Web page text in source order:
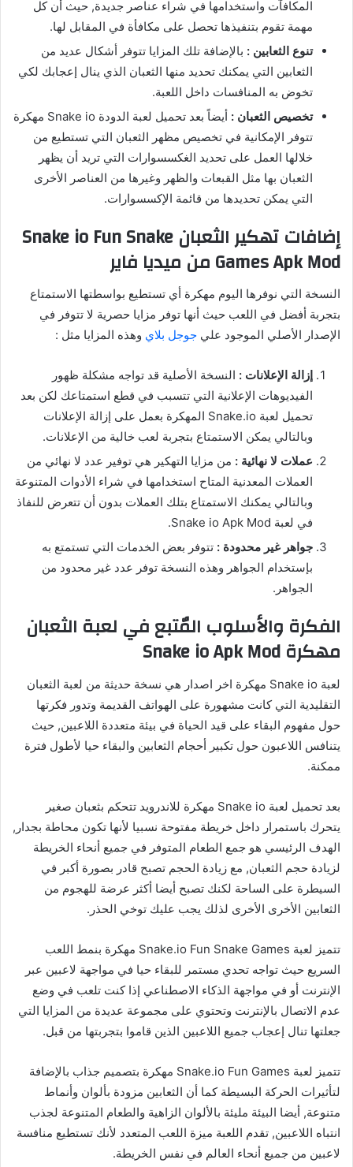
المكافآت واستخدامها في شراء عناصر جديدة, حيث أن كل
مهمة تقوم بتنفيذها تحصل على مكافأة في المقابل لها.
تنوع الثعابين : بالإضافة تلك المزايا تتوفر أشكال عديد من
الثعابين التي يمكنك تحديد منها الثعبان الذي ينال إعجابك لكي
تخوض به المنافسات داخل اللعبة.
تخصيص الثعبان :
أيضاً بعد تحميل لعبة الدودة Snake io مهكرة
تتوفر الإمكانية في تخصيص مظهر الثعبان التي تستطيع من
خلالها العمل على تحديد الغكسسوارات التي تريد أن يظهر
الثعبان بها مثل القبعات والظهر وغيرها من العناصر الأخرى
التي يمكن تحديدها من قائمة الإكسسوارات.
إضافات تهكير الثعبان Snake io Fun Snake
Games Apk Mod من ميديا فاير
النسخة التي نوفرها اليوم مهكرة أي تستطيع بواسطتها الاستمتاع
بتجربة أفضل في اللعب حيث أنها توفر مزايا حصرية لا تتوفر في
الإصدار الأصلي الموجود علي جوجل بلاي وهذه المزايا مثل :
إزالة الإعلانات : النسخة الأصلية قد تواجه مشكلة ظهور
الفيديوهات الإعلانية التي تتسبب في قطع استمتاعك لكن بعد
تحميل لعبة Snake.io المهكرة بعمل على إزالة الإعلانات
وبالتالي يمكن الاستمتاع بتجربة لعب خالية من الإعلانات.
عملات لا نهائية : من مزايا التهكير هي توفير عدد لا نهائي من
العملات المعدنية المتاح استخدامها في شراء الأدوات المتنوعة
وبالتالي يمكنك الاستمتاع بتلك العملات بدون أن تتعرض للنفاذ
في لعبة Snake io Apk Mod.
جواهر غير محدودة : تتوفر بعض الخدمات التي تستمتع به
بإستخدام الجواهر وهذه النسخة توفر عدد غير محدود من
الجواهر.
الفكرة والأسلوب المٌتبع في لعبة الثعبان
مهكرة Snake io Apk Mod
لعبة Snake io مهكرة اخر اصدار هي نسخة حديثة من لعبة الثعبان
التقليدية التي كانت مشهورة على الهواتف القديمة وتدور فكرتها
حول مفهوم البقاء على قيد الحياة في بيئة متعددة اللاعبين, حيث
يتنافس اللاعبون حول تكبير أحجام الثعابين والبقاء حيا لأطول فترة
ممكنة.
بعد تحميل لعبة Snake io مهكرة للاندرويد تتحكم بثعبان صغير
يتحرك باستمرار داخل خريطة مفتوحة نسبيا لأنها تكون محاطة بجدار,
الهدف الرئيسي هو جمع الطعام المتوفر في جميع أنحاء الخريطة
لزيادة حجم الثعبان, مع زيادة الحجم تصبح قادر بصورة أكبر في
السيطرة على الساحة لكنك تصبح أيضا أكثر عرضة للهجوم من
الثعابين الأخرى الأخرى لذلك يجب عليك توخي الحذر.
تتميز لعبة Snake.io Fun Snake Games مهكرة بنمط اللعب
السريع حيث تواجه تحدي مستمر للبقاء حيا في مواجهة لاعبين عبر
الإنترنت أو في مواجهة الذكاء الاصطناعي إذا كنت تلعب في وضع
عدم الاتصال بالإنترنت وتحتوي على مجموعة عديدة من المزايا التي
جعلتها تنال إعجاب جميع اللاعبين الذين قاموا بتجربتها من قبل.
تتميز لعبة Snake.io Fun Games مهكرة بتصميم جذاب بالإضافة
لتأثيرات الحركة البسيطة كما أن الثعابين مزودة بألوان وأنماط
متنوعة, أيضا البيئة مليئة بالألوان الزاهية والطعام المتنوعة لجذب
انتباه اللاعبين, تقدم اللعبة ميزة اللعب المتعدد لأنك تستطيع منافسة
لاعبين من جميع أنحاء العالم في نفس الخريطة.